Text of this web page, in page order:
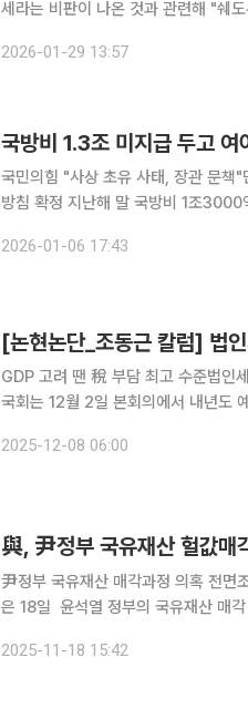
세라는 비판이 나온 것과 관련해 "쉐도우 복
부과하는 부담금은 다르고, 시행 방침
2026-01-29 13:57
국방비 1.3조 미지급 두고
국민의힘 "사상 초유 사태, 장관 문책
방침 확정 지난해 말 국방비 1조3000억 원이 제때 지급되지 않은 것을 두고 6일 여야가 충돌했다.
2026-01-06 17:43
[논현논단_조동근 칼럼] 법
GDP 고려 땐 稅 부담 최고 수준법인
국회는 12월 2일 본회의에서 내년도
상’이다. 내년부터 법인세 세율을 ‘모
2025-12-08 06:00
與, 尹정부 국유재산 헐값매
尹정부 국유재산 매각과정 의혹 전면조사
은 18일 윤석열 정부의 국유재산 매
경에 대해 "윤석열 정부 시기
2025-11-18 15:42